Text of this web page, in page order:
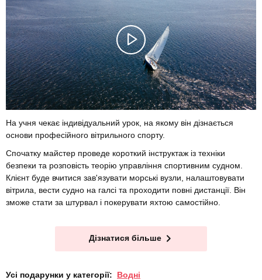
На учня чекає індивідуальний урок, на якому він дізнається
основи професійного вітрильного спорту.
Спочатку майстер проведе короткий інструктаж із техніки
безпеки та розповість теорію управління спортивним судном.
Клієнт буде вчитися зав'язувати морські вузли, налаштовувати
вітрила, вести судно на галсі та проходити повні дистанції. Він
зможе стати за штурвал і покерувати яхтою самостійно.
Дізнатися більше
Усі подарунки у категорії: Водні